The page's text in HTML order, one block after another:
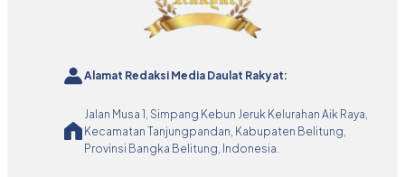
Alamat Redaksi Media Daulat Rakyat:
Jalan Musa 1, Simpang Kebun Jeruk Kelurahan Aik Raya,
Kecamatan Tanjungpandan, Kabupaten Belitung,
Provinsi Bangka Belitung, Indonesia.